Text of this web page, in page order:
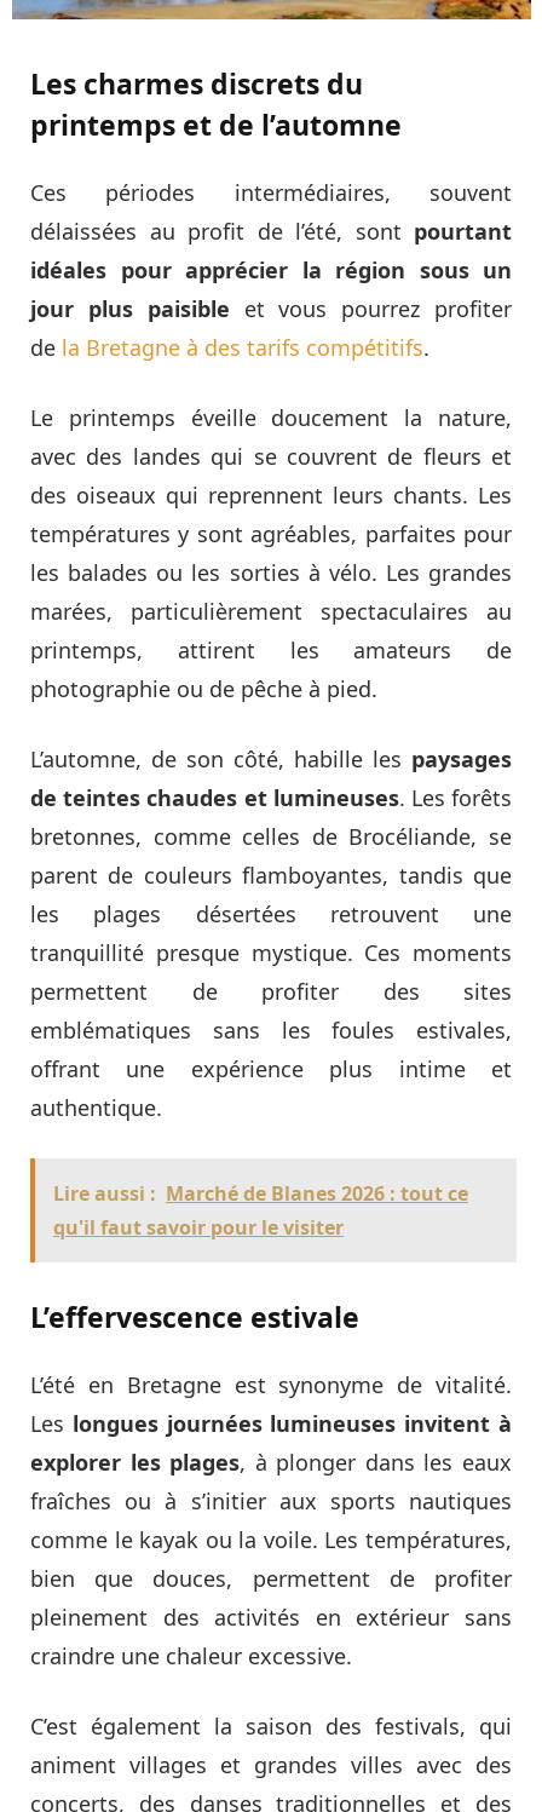
Les charmes discrets du
printemps et de l’automne
Ces périodes intermédiaires, souvent
délaissées au profit de l’été, sont pourtant
idéales pour apprécier la région sous un
jour plus paisible et vous pourrez profiter
de la Bretagne à des tarifs compétitifs.
Le printemps éveille doucement la nature,
avec des landes qui se couvrent de fleurs et
des oiseaux qui reprennent leurs chants. Les
températures y sont agréables, parfaites pour
les balades ou les sorties à vélo. Les grandes
marées, particulièrement spectaculaires au
printemps, attirent les amateurs de
photographie ou de pêche à pied.
L’automne, de son côté, habille les paysages
de teintes chaudes et lumineuses. Les forêts
bretonnes, comme celles de Brocéliande, se
parent de couleurs flamboyantes, tandis que
les plages désertées retrouvent une
tranquillité presque mystique. Ces moments
permettent de profiter des sites
emblématiques sans les foules estivales,
offrant une expérience plus intime et
authentique.
Lire aussi : Marché de Blanes 2026 : tout ce
qu'il faut savoir pour le visiter
L’effervescence estivale
L’été en Bretagne est synonyme de vitalité.
Les longues journées lumineuses invitent à
explorer les plages, à plonger dans les eaux
fraîches ou à s’initier aux sports nautiques
comme le kayak ou la voile. Les températures,
bien que douces, permettent de profiter
pleinement des activités en extérieur sans
craindre une chaleur excessive.
C’est également la saison des festivals, qui
animent villages et grandes villes avec des
concerts, des danses traditionnelles et des